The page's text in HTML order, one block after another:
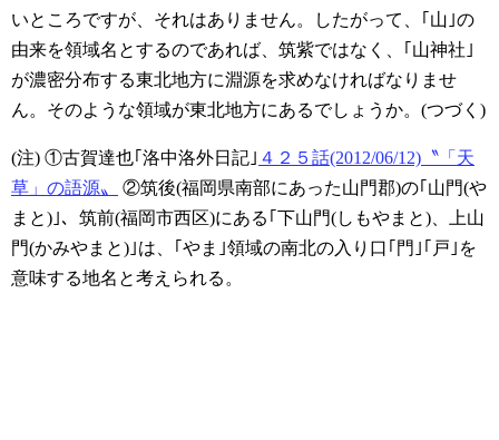
いところですが、それはありません。したがって、｢山｣の
由来を領域名とするのであれば、筑紫ではなく、｢山神社｣
が濃密分布する東北地方に淵源を求めなければなりませ
ん。そのような領域が東北地方にあるでしょうか。(つづく)
(注) ①古賀達也｢洛中洛外日記｣ ４２５話(2012/06/12)〝「天
草」の語源〟
②筑後(福岡県南部にあった山門郡)の｢山門(や
まと)｣、筑前(福岡市西区)にある｢下山門(しもやまと)、上山
門(かみやまと)｣は、｢やま｣領域の南北の入り口｢門｣｢戸｣を
意味する地名と考えられる。